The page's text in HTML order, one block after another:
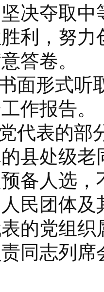
决夺取
利，努
答卷。
面形式听
作报告。
代表的部
县处级
备人选
民团体
的党组
同志列席